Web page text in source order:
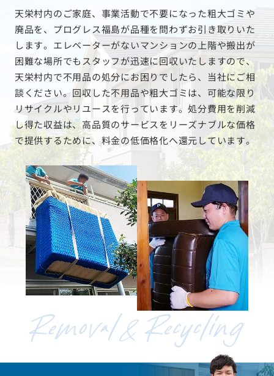
天栄村内のご家庭、事業活動で不要になった粗大ゴミや
廃品を、プログレス福島が品種を問わずお引き取りいた
します。エレベーターがないマンションの上階や搬出が
困難な場所でもスタッフが迅速に回収いたしますので、
天栄村内で不用品の処分にお困りでしたら、当社にご相
談ください。回収した不用品や粗大ゴミは、可能な限り
リサイクルやリユースを行っています。処分費用を削減
し得た収益は、高品質のサービスをリーズナブルな価格
で提供するために、料金の低価格化へ還元しています。